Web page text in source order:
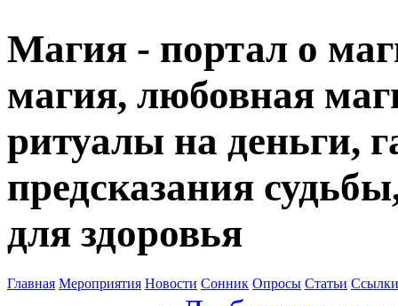
Магия - портал о
магия, любовная
ритуалы на деньги,
предсказания
для здоровья
Главная Мероприятия Новости Сонник Опросы Статьи Ссылки